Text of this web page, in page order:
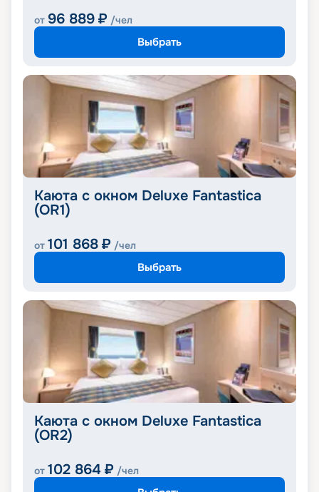
от 96 889 ₽ /чел
Выбрать
Каюта с окном Deluxe Fantastica
(OR1)
от 101 868 ₽ /чел
Выбрать
Каюта с окном Deluxe Fantastica
(OR2)
от 102 864 ₽ /чел